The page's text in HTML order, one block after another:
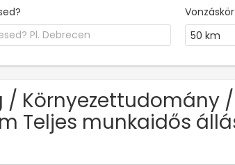
50 km
/ Környezettudomány /
Teljes munkaidős